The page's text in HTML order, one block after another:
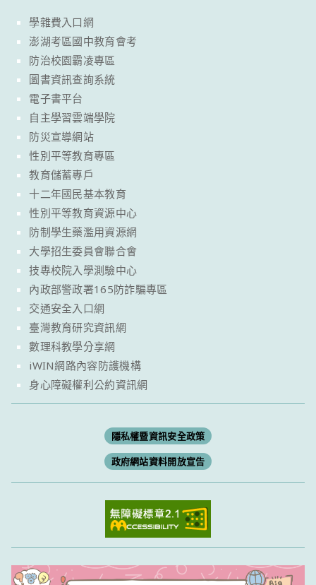
學雜費入口網
澎湖考區國中教育會考
防治校園霸凌專區
圖書資訊查詢系統
電子書平台
自主學習雲端學院
防災宣導網站
性別平等教育專區
教育儲蓄專戶
十二年國民基本教育
性別平等教育資源中心
防制學生藥濫用資源網
大學招生委員會聯合會
技專校院入學測驗中心
內政部警政署165防詐騙專區
交通安全入口網
臺灣教育研究資訊網
數理科教學分享網
iWIN網路內容防護機構
身心障礙權利公約資訊網
隱私權暨資訊安全政策
政府網站資料開放宣告